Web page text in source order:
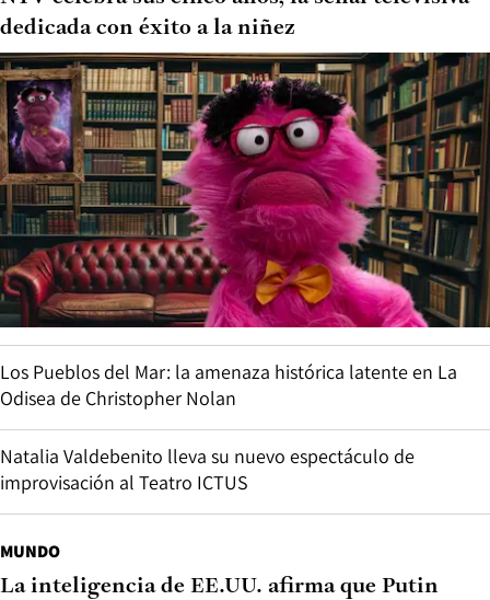
dedicada con éxito a la niñez
Los Pueblos del Mar: la amenaza histórica latente en La
Odisea de Christopher Nolan
Natalia Valdebenito lleva su nuevo espectáculo de
improvisación al Teatro ICTUS
MUNDO
La inteligencia de EE.UU. afirma que Putin